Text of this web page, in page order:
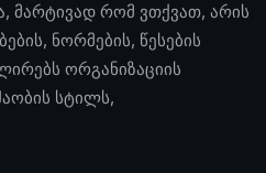
მარტივად რომ ვთქვათ, არის
ნორმების, წესების
ორგანიზაციის
სტილს,